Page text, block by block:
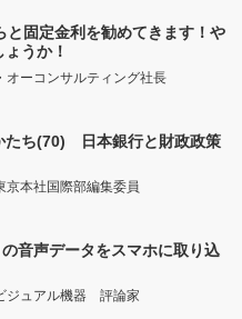
と固定金利を勧めてきます！や
うか！
オーコンサルティング社長
たち(70) 日本銀行と財政政策
京本社国際部編集委員
音声データをスマホに取り込
ジュアル機器 評論家